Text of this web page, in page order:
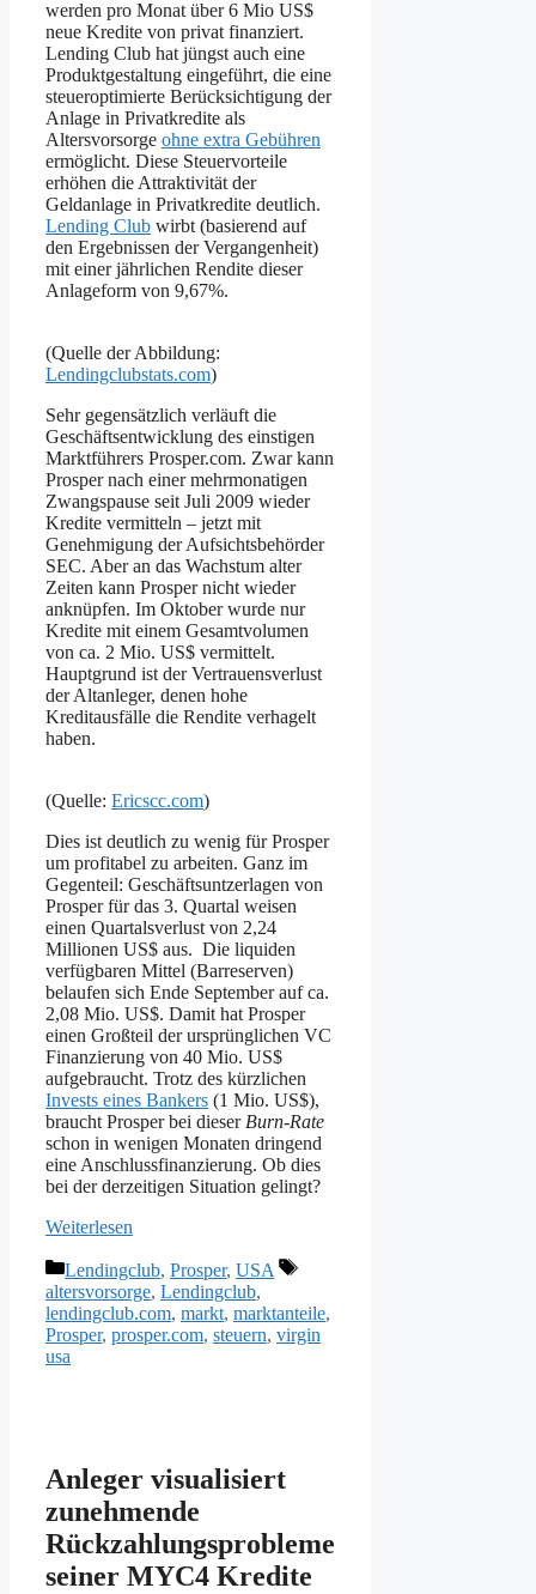
werden pro Monat über 6 Mio US$
neue Kredite von privat finanziert.
Lending Club hat jüngst auch eine
Produktgestaltung eingeführt, die eine
steueroptimierte Berücksichtigung der
Anlage in Privatkredite als
Altersvorsorge ohne extra Gebühren
ermöglicht. Diese Steuervorteile
erhöhen die Attraktivität der
Geldanlage in Privatkredite deutlich.
Lending Club wirbt (basierend auf
den Ergebnissen der Vergangenheit)
mit einer jährlichen Rendite dieser
Anlageform von 9,67%.
(Quelle der Abbildung:
Lendingclubstats.com)
Sehr gegensätzlich verläuft die
Geschäftsentwicklung des einstigen
Marktführers Prosper.com. Zwar kann
Prosper nach einer mehrmonatigen
Zwangspause seit Juli 2009 wieder
Kredite vermitteln – jetzt mit
Genehmigung der Aufsichtsbehörder
SEC. Aber an das Wachstum alter
Zeiten kann Prosper nicht wieder
anknüpfen. Im Oktober wurde nur
Kredite mit einem Gesamtvolumen
von ca. 2 Mio. US$ vermittelt.
Hauptgrund ist der Vertrauensverlust
der Altanleger, denen hohe
Kreditausfälle die Rendite verhagelt
haben.
(Quelle: Ericscc.com)
Dies ist deutlich zu wenig für Prosper
um profitabel zu arbeiten. Ganz im
Gegenteil: Geschäftsuntzerlagen von
Prosper für das 3. Quartal weisen
einen Quartalsverlust von 2,24
Millionen US$ aus. Die liquiden
verfügbaren Mittel (Barreserven)
belaufen sich Ende September auf ca.
2,08 Mio. US$. Damit hat Prosper
einen Großteil der ursprünglichen VC
Finanzierung von 40 Mio. US$
aufgebraucht. Trotz des kürzlichen
Invests eines Bankers (1 Mio. US$),
braucht Prosper bei dieser Burn-Rate
schon in wenigen Monaten dringend
eine Anschlussfinanzierung. Ob dies
bei der derzeitigen Situation gelingt?
Weiterlesen
Kategorien
Lendingclub, Prosper, USA
Schlagwörter
altersvorsorge, Lendingclub,
lendingclub.com, markt, marktanteile,
Prosper, prosper.com, steuern, virgin
usa
Anleger visualisiert
zunehmende
Rückzahlungsprobleme
seiner MYC4 Kredite